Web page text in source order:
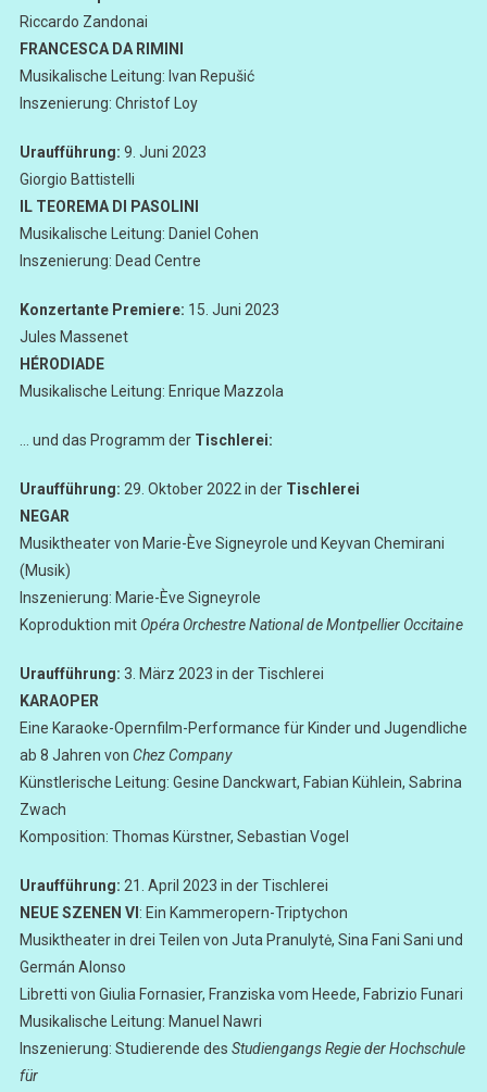
Riccardo Zandonai
FRANCESCA DA RIMINI
Musikalische Leitung: Ivan Repušić
Inszenierung: Christof Loy
Uraufführung: 9. Juni 2023
Giorgio Battistelli
IL TEOREMA DI PASOLINI
Musikalische Leitung: Daniel Cohen
Inszenierung: Dead Centre
Konzertante Premiere: 15. Juni 2023
Jules Massenet
HÉRODIADE
Musikalische Leitung: Enrique Mazzola
… und das Programm der Tischlerei:
Uraufführung: 29. Oktober 2022 in der Tischlerei
NEGAR
Musiktheater von Marie-Ève Signeyrole und Keyvan Chemirani
(Musik)
Inszenierung: Marie-Ève Signeyrole
Koproduktion mit Opéra Orchestre National de Montpellier Occitaine
Uraufführung: 3. März 2023 in der Tischlerei
KARAOPER
Eine Karaoke-Opernfilm-Performance für Kinder und Jugendliche
ab 8 Jahren von Chez Company
Künstlerische Leitung: Gesine Danckwart, Fabian Kühlein, Sabrina
Zwach
Komposition: Thomas Kürstner, Sebastian Vogel
Uraufführung: 21. April 2023 in der Tischlerei
NEUE SZENEN VI : Ein Kammeropern-Triptychon
Musiktheater in drei Teilen von Juta Pranulytė, Sina Fani Sani und
Germán Alonso
Libretti von Giulia Fornasier, Franziska vom Heede, Fabrizio Funari
Musikalische Leitung: Manuel Nawri
Inszenierung: Studierende des Studiengangs Regie der Hochschule
für